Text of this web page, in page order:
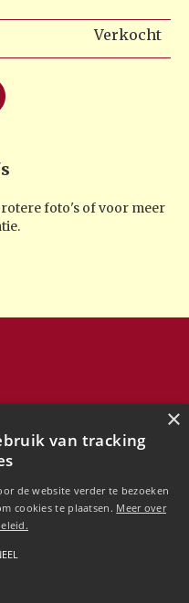
Verkocht
foto's of voor meer
×
van tracking
de website verder te bezoeken
cookies te plaatsen. Meer over